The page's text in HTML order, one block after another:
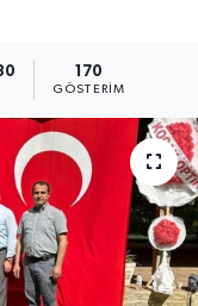
170
GÖSTERIM